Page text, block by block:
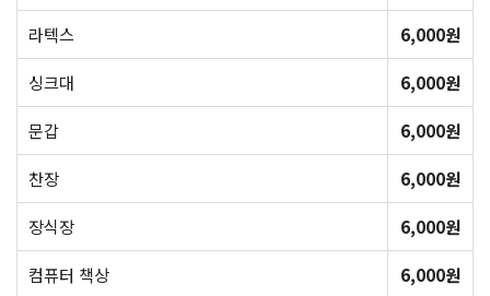
라텍스
6,000원
싱크대
6,000원
문갑
6,000원
찬장
6,000원
장식장
6,000원
컴퓨터 책상
6,000원